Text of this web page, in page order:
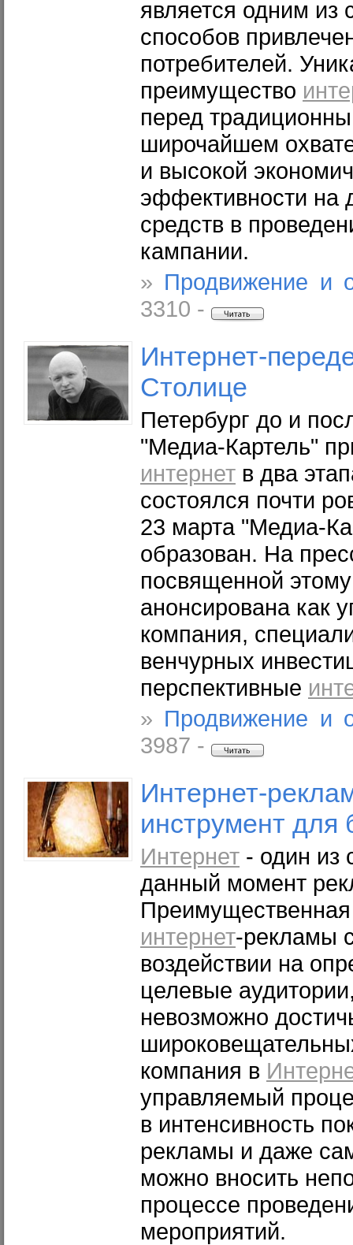
является одним
способов
потребителей.
преимущество
перед
широчайшем
и высокой
эффективности на
средств в
кампании.
» Продвижение и
3310 -
Интернет-
Столице
Петербург до и
"Медиа-Картель"
интернет в два
состоялся почти
23 марта "Медиа-
образован. На
посвященной
анонсирована как
компания,
венчурных
перспективные
» Продвижение и
3987 -
Интернет-
инструмент для
Интернет - один из
данный момент
интернет-рекламы
воздействии на
целевые
невозможно
компания в
управляемый
в интенсивность
рекламы и даже
можно вносить
процессе
мероприятий.